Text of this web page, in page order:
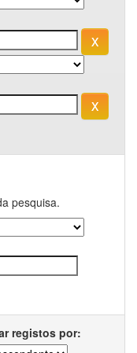
pesquisa.
registos por: